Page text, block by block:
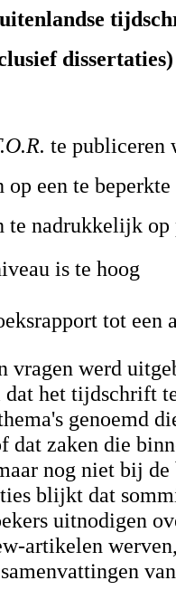
dissertaties)
te publiceren
een te
nadrukkelijk op
is te hoog
tot
vragen werd
het tijdschrift
genoemd
dat zaken die
nog niet bij
blijkt dat
uitnodigen
artikelen